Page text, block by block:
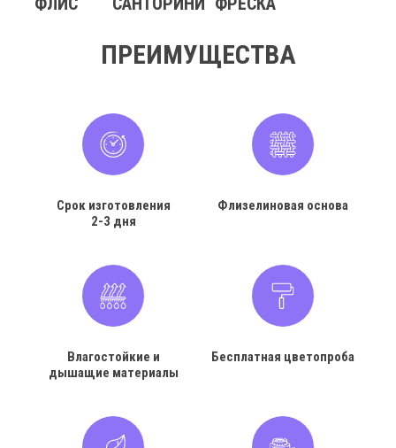
ПРЕИМУЩЕСТВА
Срок изготовления
2-3 дня
Флизелиновая основа
Влагостойкие и
дышащие материалы
Бесплатная цветопроба